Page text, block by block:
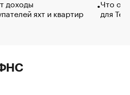
доходы
яхт и квартир
Что
для
ФНС